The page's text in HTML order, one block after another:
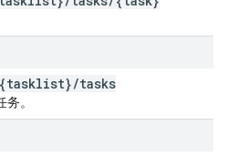
{tasklist}/tasks
。